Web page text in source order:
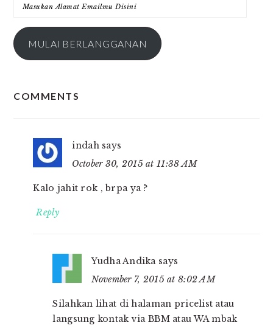
Masukan
Emailmu
DisiniMULAI BERLANGGANAN
INTERACTIONS
COMMENTS
indah says
October 30, 2015 at 11:38 AM
Kalo jahit rok , brpa ya ?
Reply
Yudha Andika says
November 7, 2015 at 8:02 AM
Silahkan lihat di halaman pricelist atau
langsung kontak via BBM atau WA mbak